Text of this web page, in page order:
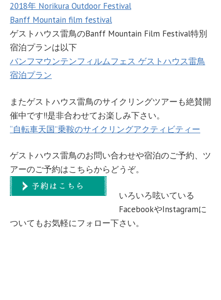
2018年 Norikura Outdoor Festival
Banff Mountain film festival
ゲストハウス雷鳥のBanff Mountain Film Festival特別
宿泊プランは以下
バンフマウンテンフィルムフェス ゲストハウス雷鳥
宿泊プラン
またゲストハウス雷鳥のサイクリングツアーも絶賛開
催中です!!是非合わせてお楽しみ下さい。
“自転車天国”乗鞍のサイクリングアクティビティー
ゲストハウス雷鳥のお問い合わせや宿泊のご予約、ツ
アーのご予約はこちらからどうぞ。
いろいろ呟いている
FacebookやInstagramに
ついてもお気軽にフォロー下さい。